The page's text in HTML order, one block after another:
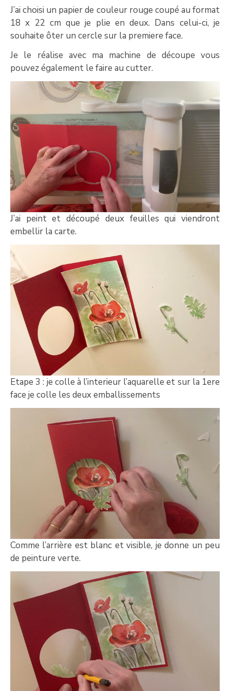
J’ai choisi un papier de couleur rouge coupé au format
18 x 22 cm que je plie en deux. Dans celui-ci, je
souhaite ôter un cercle sur la premiere face.
Je le réalise avec ma machine de découpe vous
pouvez également le faire au cutter.
J’ai peint et découpé deux feuilles qui viendront
embellir la carte.
Etape 3 : je colle à l’interieur l’aquarelle et sur la 1ere
face je colle les deux emballissements
Comme l’arrière est blanc et visible, je donne un peu
de peinture verte.